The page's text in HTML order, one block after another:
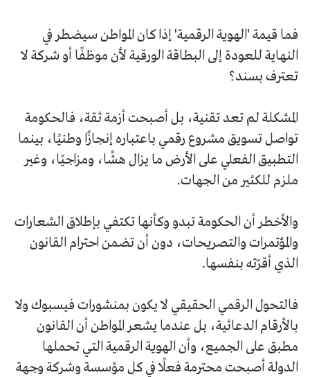
فما قيمة 'الهوية الرقمية' إذا كان المواطن سيضطر في
النهاية للعودة إلى البطاقة الورقية لأن موظفًا أو شركة لا
تعترف بسند؟
المشكلة لم تعد تقنية، بل أصبحت أزمة ثقة، فالحكومة
تواصل تسويق مشروع رقمي باعتباره إنجازًا وطنيًا، بينما
التطبيق الفعلي على الأرض ما يزال هشًا، ومزاجيًا، وغير
ملزم للكثير من الجهات.
والأخطر أن الحكومة تبدو وكأنها تكتفي بإطلاق الشعارات
والمؤتمرات والتصريحات، دون أن تضمن احترام القانون
الذي أقرّته بنفسها.
فالتحول الرقمي الحقيقي لا يكون بمنشورات فيسبوك ولا
بالأرقام الدعائية، بل عندما يشعر المواطن أن القانون
مطبق على الجميع، وأن الهوية الرقمية التي تحملها
الدولة أصبحت محترمة فعلًا في كل مؤسسة وشركة وجهة